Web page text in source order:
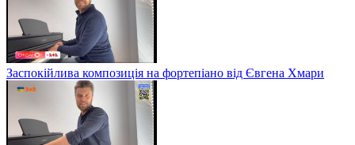
Заспокійлива композиція на фортепіано від Євгена Хмари